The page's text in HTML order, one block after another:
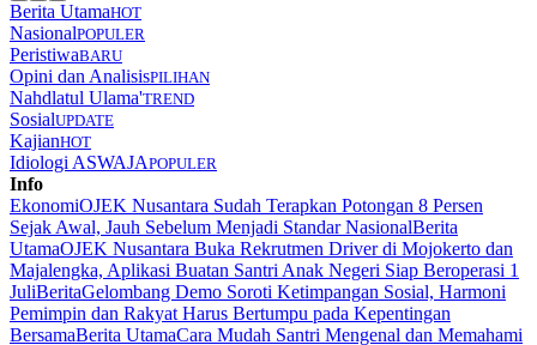
Berita UtamaHOT
NasionalPOPULER
PeristiwaBARU
Opini dan AnalisisPILIHAN
Nahdlatul Ulama'TREND
SosialUPDATE
KajianHOT
Idiologi ASWAJAPOPULER
Info
EkonomiOJEK Nusantara Sudah Terapkan Potongan 8 Persen
Sejak Awal, Jauh Sebelum Menjadi Standar NasionalBerita
UtamaOJEK Nusantara Buka Rekrutmen Driver di Mojokerto dan
Majalengka, Aplikasi Buatan Santri Anak Negeri Siap Beroperasi 1
JuliBeritaGelombang Demo Soroti Ketimpangan Sosial, Harmoni
Pemimpin dan Rakyat Harus Bertumpu pada Kepentingan
BersamaBerita UtamaCara Mudah Santri Mengenal dan Memahami